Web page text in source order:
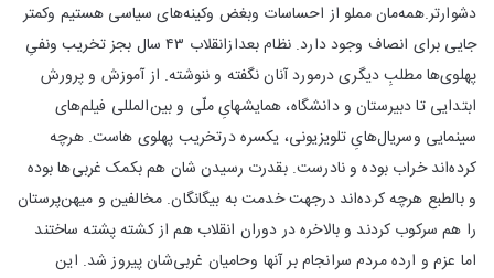
دشوارتر.همه‌مان مملو از احساسات وبغض وکینه‌های سیاسی هستیم وکمتر
جایی برای انصاف وجود دارد. نظام بعدازانقلاب ۴۳ سال بجز تخریب ونفیِ
پهلوی‌ها مطلبِ دیگری درمورد آنان نگفته و ننوشته. از آموزش و پرورش
ابتدایی تا دبیرستان و دانشگاه، همایشهایِ ملّی و بین‌المللی فیلم‌های
سینمایی وسریال‌هایِ تلویزیونی، یکسره درتخریب پهلوی هاست. هرچه
کرده‌اند خراب بوده و نادرست. بقدرت رسیدن شان هم بکمک غربی‌ها بوده
و بالطبع هرچه کرده‌اند درجهت خدمت به بیگانگان. مخالفین و میهن‌پرستان
را هم سرکوب کردند و بالاخره در دوران انقلاب هم از کشته پشته ساختند
اما عزم و ارده مردم سرانجام بر آنها وحامیان غربی‌شان پیروز شد. این